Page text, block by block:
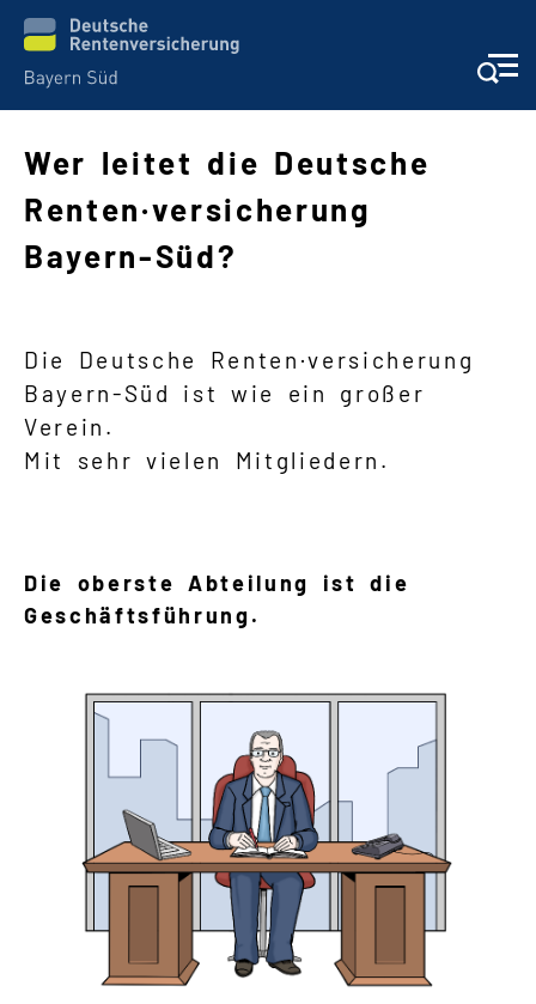
Schwere Sprache
Wer leitet die Deutsche
Renten·versicherung
Bayern-Süd?
Die Deutsche Renten·versicherung
Bayern-Süd ist wie ein großer
Verein.
Mit sehr vielen Mitgliedern.
Die oberste Abteilung ist die
Geschäftsführung.